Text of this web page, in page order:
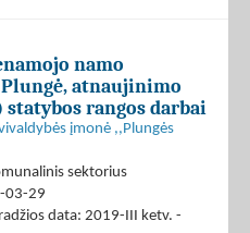
namo
Plungė, atnaujinimo
rangos darbai
įmonė ,,Plungės
sektorius
03-29
data: 2019-III ketv. -